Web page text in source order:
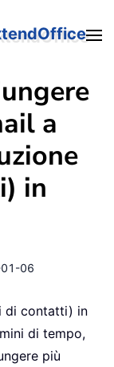
a
in
06
di contatti) in
di tempo,
più